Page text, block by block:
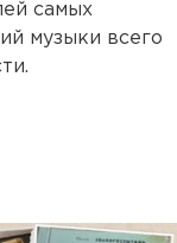
самых
музыки всего